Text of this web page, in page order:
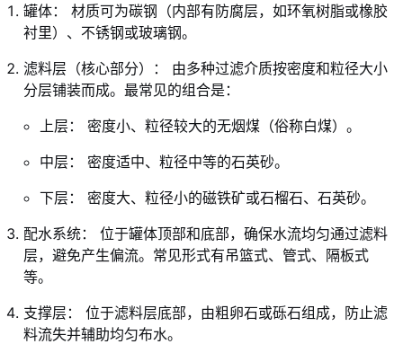
罐体： 材质可为碳钢（内部有防腐层，如环氧树脂或橡胶
衬里）、不锈钢或玻璃钢。
滤料层（核心部分）： 由多种过滤介质按密度和粒径大小
分层铺装而成。最常见的组合是：
上层： 密度小、粒径较大的无烟煤（俗称白煤）。
中层： 密度适中、粒径中等的石英砂。
下层： 密度大、粒径小的磁铁矿或石榴石、石英砂。
配水系统： 位于罐体顶部和底部，确保水流均匀通过滤料
层，避免产生偏流。常见形式有吊篮式、管式、隔板式
等。
支撑层： 位于滤料层底部，由粗卵石或砾石组成，防止滤
料流失并辅助均匀布水。